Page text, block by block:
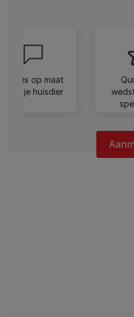
Advies op maat
voor je huisdier